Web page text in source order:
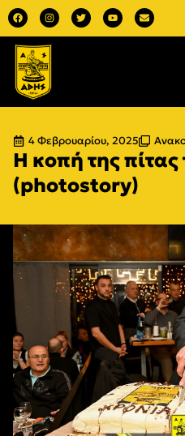
4 Φεβρουαρίου, 2025
Η κοπή της
(photostory)